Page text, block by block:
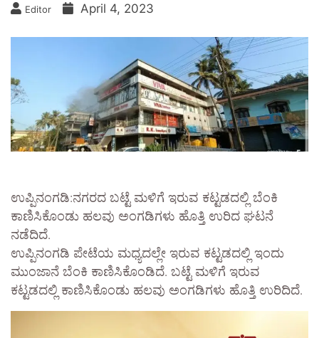
Editor April 4, 2023
ಉಪ್ಪಿನಂಗಡಿ:ನಗರದ ಬಟ್ಟೆ ಮಳಿಗೆ ಇರುವ ಕಟ್ಟಡದಲ್ಲಿ ಬೆಂಕಿ
ಕಾಣಿಸಿಕೊಂಡು ಹಲವು ಅಂಗಡಿಗಳು ಹೊತ್ತಿ ಉರಿದ ಘಟನೆ
ನಡೆದಿದೆ.
ಉಪ್ಪಿನಂಗಡಿ ಪೇಟೆಯ ಮಧ್ಯದಲ್ಲೇ ಇರುವ ಕಟ್ಟಡದಲ್ಲಿ ಇಂದು
ಮುಂಜಾನೆ ಬೆಂಕಿ ಕಾಣಿಸಿಕೊಂಡಿದೆ. ಬಟ್ಟೆ ಮಳಿಗೆ ಇರುವ
ಕಟ್ಟಡದಲ್ಲಿ ಕಾಣಿಸಿಕೊಂಡು ಹಲವು ಅಂಗಡಿಗಳು ಹೊತ್ತಿ ಉರಿದಿದೆ.